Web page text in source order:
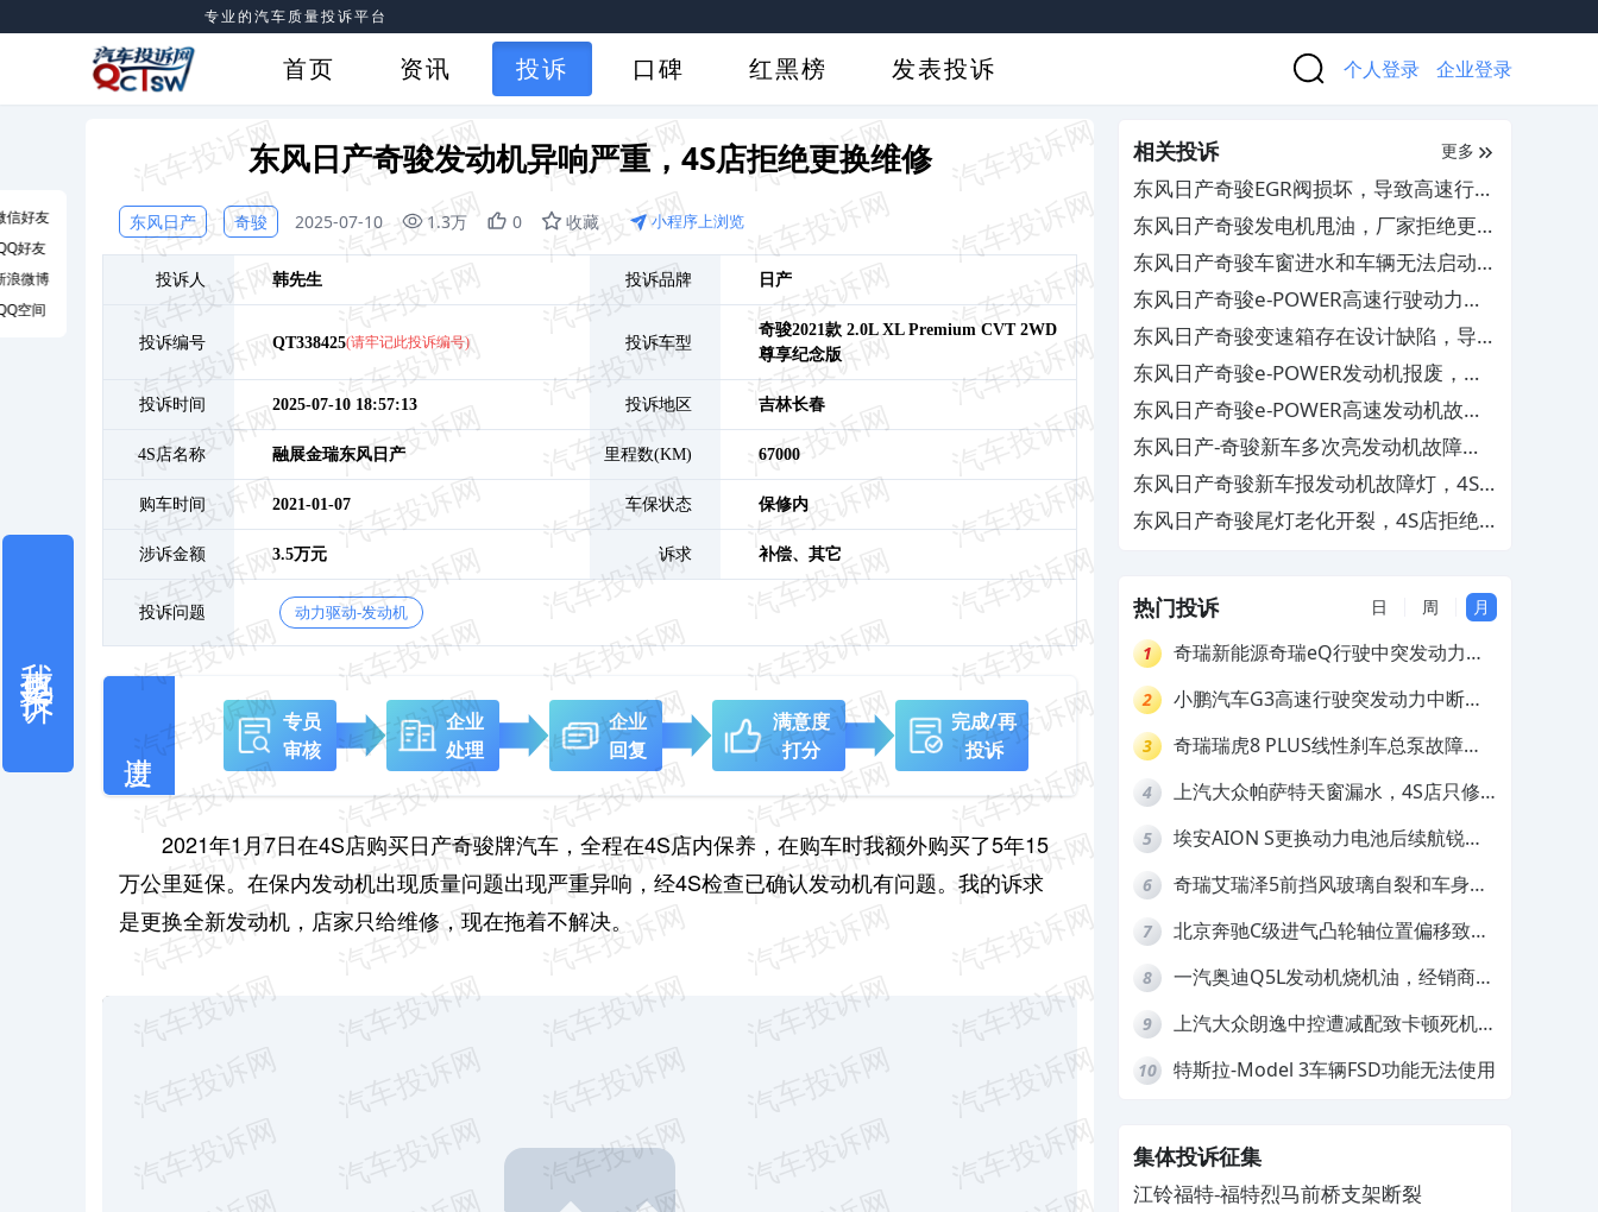
专业的汽车质量投诉平台
首页 资讯 投诉 口碑 红黑榜 发表投诉 个人登录 企业登录
东风日产奇骏发动机异响严重，4S店拒绝更换维修
东风日产 奇骏 2025-07-10 1.3万 0 收藏 小程序上浏览
投诉人 韩先生 投诉品牌 日产
投诉编号 QT338425(请牢记此投诉编号) 投诉车型
奇骏2021款 2.0L XL Premium CVT 2WD
尊享纪念版
投诉时间 2025-07-10 18:57:13 投诉地区 吉林长春
4S店名称 融展金瑞东风日产 里程数(KM) 67000
购车时间 2021-01-07 车保状态 保修内
涉诉金额 3.5万元 诉求 补偿、 其它
投诉问题 动力驱动-发动机
专员
审核
企业
处理
企业
回复
满意度
打分
完成/再
投诉
2021年1月7日在4S店购买日产奇骏牌汽车，全程在4S店内保养，在购车时我额外购买了5年15
万公里延保。在保内发动机出现质量问题出现严重异响，经4S检查已确认发动机有问题。我的诉求
是更换全新发动机，店家只给维修，现在拖着不解决。
相关投诉 更多
东风日产奇骏EGR阀损坏，导致高速行车
失速
东风日产奇骏发电机甩油，厂家拒绝更换
维修
东风日产奇骏车窗进水和车辆无法启动，
厂家置之不理
东风日产奇骏e-POWER高速行驶动力丢
失，要求退换车及赔偿
东风日产奇骏变速箱存在设计缺陷，导致
车辆失速顿挫及亮故障灯
东风日产奇骏e-POWER发动机报废，厂
家拒给故障原因
东风日产奇骏e-POWER高速发动机故障
致行程受阻，要求补偿
东风日产-奇骏新车多次亮发动机故障灯
和零件生锈
东风日产奇骏新车报发动机故障灯，4S
多次维修未解决
东风日产奇骏尾灯老化开裂，4S店拒绝
热门投诉 日 周 月
1
奇瑞新能源奇瑞eQ行驶中突发动力受
拒绝三电质保
2
小鹏汽车G3高速行驶突发动力中断，
3
奇瑞瑞虎8 PLUS线性刹车总泵故障，
4
上汽大众帕萨特天窗漏水，4S店只修
5
埃安AION S更换动力电池后续航锐
6
奇瑞艾瑞泽5前挡风玻璃自裂和车身多
7
北京奔驰C级进气凸轮轴位置偏移致发
8
一汽奥迪Q5L发动机烧机油，经销商推
9
上汽大众朗逸中控遭减配致卡顿死机，
10 特斯拉-Model 3车辆FSD功能无法使用
集体投诉征集
江铃福特-福特烈马前桥支架断裂
信好友
好友
浪微博
空间